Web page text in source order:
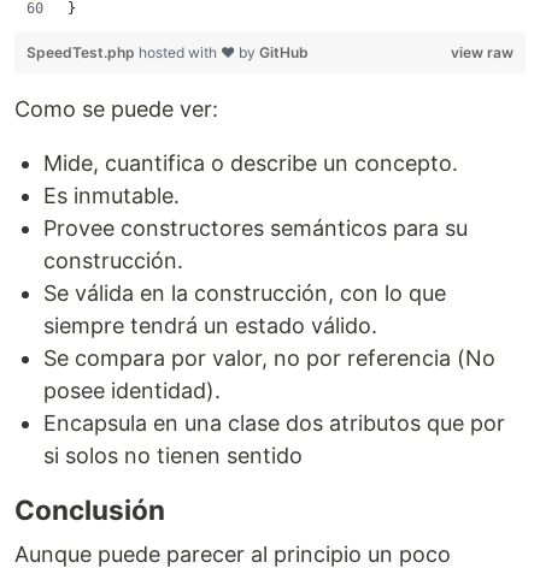
}
view raw
SpeedTest.php hosted with ❤ by GitHub
Como se puede ver:
Mide, cuantifica o describe un concepto.
Es inmutable.
Provee constructores semánticos para su
construcción.
Se válida en la construcción, con lo que
siempre tendrá un estado válido.
Se compara por valor, no por referencia (No
posee identidad).
Encapsula en una clase dos atributos que por
si solos no tienen sentido
Conclusión
Aunque puede parecer al principio un poco